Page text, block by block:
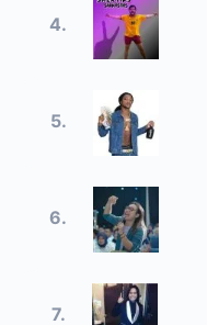
4.
5.
6.
7.